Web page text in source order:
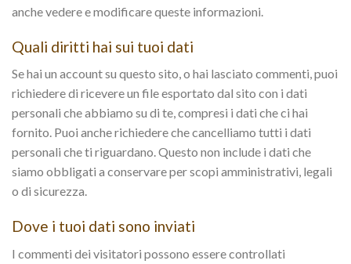
anche vedere e modificare queste informazioni.
Quali diritti hai sui tuoi dati
Se hai un account su questo sito, o hai lasciato commenti, puoi
richiedere di ricevere un file esportato dal sito con i dati
personali che abbiamo su di te, compresi i dati che ci hai
fornito. Puoi anche richiedere che cancelliamo tutti i dati
personali che ti riguardano. Questo non include i dati che
siamo obbligati a conservare per scopi amministrativi, legali
o di sicurezza.
Dove i tuoi dati sono inviati
I commenti dei visitatori possono essere controllati